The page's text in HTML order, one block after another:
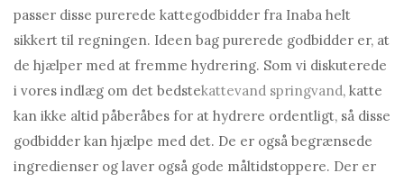
passer disse purerede kattegodbidder fra Inaba helt
sikkert til regningen. Ideen bag purerede godbidder er, at
de hjælper med at fremme hydrering. Som vi diskuterede
i vores indlæg om det bedstekattevand springvand, katte
kan ikke altid påberåbes for at hydrere ordentligt, så disse
godbidder kan hjælpe med det. De er også begrænsede
ingredienser og laver også gode måltidstoppere. Der er